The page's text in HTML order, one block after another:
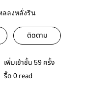
ลลงหลั่งริน
ติดตาม
เพิ่มเข้าชั้น 59 ครั้ง
รี้ด 0 read